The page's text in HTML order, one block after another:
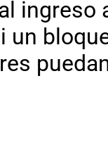
ingreso
un